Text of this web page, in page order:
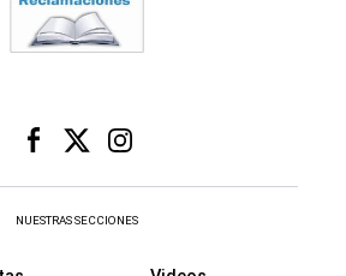
NUESTRAS SECCIONES